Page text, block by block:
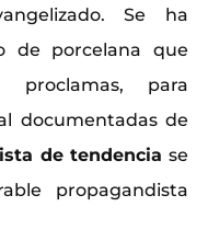
Se ha
de porcelana que
para
documentadas de
de tendencia se
propagandista